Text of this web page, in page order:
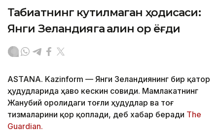
Табиатнинг кутилмаган ҳодисаси:
Янги Зеландияга қалин қор ёғди
ASTANA. Kazinform — Янги Зеландиянинг бир қатор
ҳудудларида ҳаво кескин совиди. Мамлакатнинг
Жанубий оролидаги тоғли ҳудудлар ва тоғ
тизмаларини қор қоплади, деб хабар беради The
Guardian.